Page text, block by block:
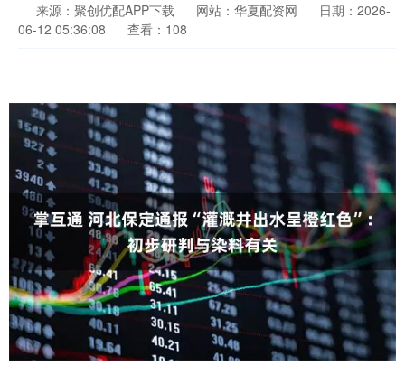
来源：聚创优配APP下载 网站：华夏配资网
日期：2026-
06-12 05:36:08
查看：108